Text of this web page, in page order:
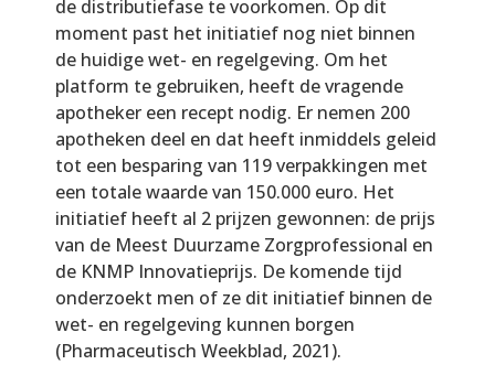
de distributiefase te voorkomen. Op dit
moment past het initiatief nog niet binnen
de huidige wet- en regelgeving. Om het
platform te gebruiken, heeft de vragende
apotheker een recept nodig. Er nemen 200
apotheken deel en dat heeft inmiddels geleid
tot een besparing van 119 verpakkingen met
een totale waarde van 150.000 euro. Het
initiatief heeft al 2 prijzen gewonnen: de prijs
van de Meest Duurzame Zorgprofessional en
de KNMP Innovatieprijs. De komende tijd
onderzoekt men of ze dit initiatief binnen de
wet- en regelgeving kunnen borgen
(Pharmaceutisch Weekblad, 2021).